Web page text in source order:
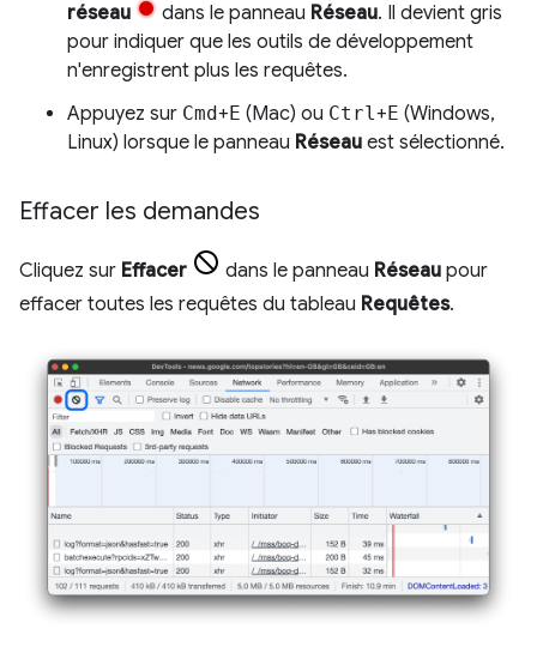
réseau
dans le panneau Réseau. Il devient gris
pour indiquer que les outils de développement
n'enregistrent plus les requêtes.
Appuyez sur Cmd+ E (Mac) ou Ctrl+ E (Windows,
Linux) lorsque le panneau Réseau est sélectionné.
Effacer les demandes
Cliquez sur Effacer dans le panneau Réseau pour
effacer toutes les requêtes du tableau Requêtes.